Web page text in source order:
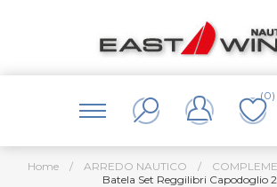
(0)
Home / ARREDO NAUTICO /
Batela Set Reggilibri Capodoglio